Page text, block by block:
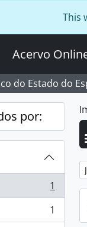
This
Acervo
do Estado do
por:
1
1